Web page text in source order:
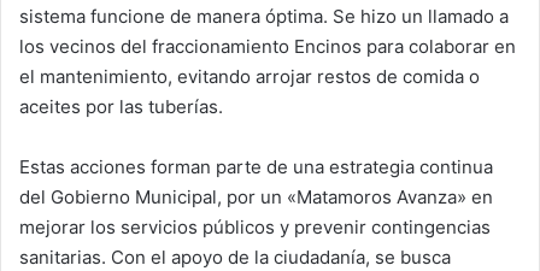
sistema funcione de manera óptima. Se hizo un llamado a
los vecinos del fraccionamiento Encinos para colaborar en
el mantenimiento, evitando arrojar restos de comida o
aceites por las tuberías.
Estas acciones forman parte de una estrategia continua
del Gobierno Municipal, por un «Matamoros Avanza» en
mejorar los servicios públicos y prevenir contingencias
sanitarias. Con el apoyo de la ciudadanía, se busca